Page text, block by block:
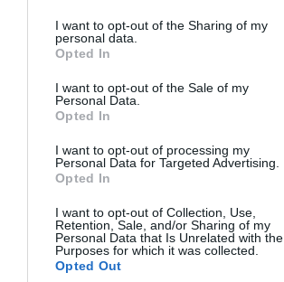
I want to opt-out of the Sharing of my
personal data.
Opted In
I want to opt-out of the Sale of my
Personal Data.
Opted In
I want to opt-out of processing my
Personal Data for Targeted Advertising.
Opted In
I want to opt-out of Collection, Use,
Retention, Sale, and/or Sharing of my
Personal Data that Is Unrelated with the
Purposes for which it was collected.
Opted Out